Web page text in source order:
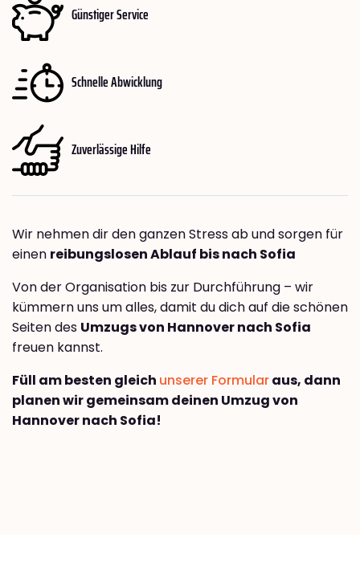
Günstiger Service
Schnelle Abwicklung
Zuverlässige Hilfe
Wir nehmen dir den ganzen Stress ab und sorgen für
einen reibungslosen Ablauf bis nach Sofia
Von der Organisation bis zur Durchführung – wir
kümmern uns um alles, damit du dich auf die schönen
Seiten des Umzugs von Hannover nach Sofia
freuen kannst.
Füll am besten gleich unserer Formularaus, dann
planen wir gemeinsam deinen Umzug von
Hannover nach Sofia!